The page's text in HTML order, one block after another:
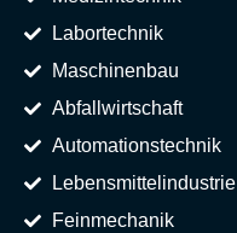
Labortechnik
Maschinenbau
Abfallwirtschaft
Automationstechnik
Lebensmittelindustrie
Feinmechanik